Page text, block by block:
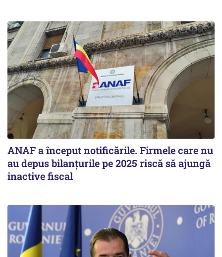
ANAF a început notificările. Firmele care nu
au depus bilanțurile pe 2025 riscă să ajungă
inactive fiscal